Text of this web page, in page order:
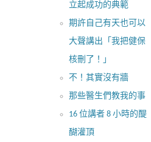
立起成功的典範
期許自己有天也可以
大聲講出「我把健保
核刪了！」
不！其實沒​有牆
那些醫生們教我的事
16 位講者 8 小時的醍
醐灌頂